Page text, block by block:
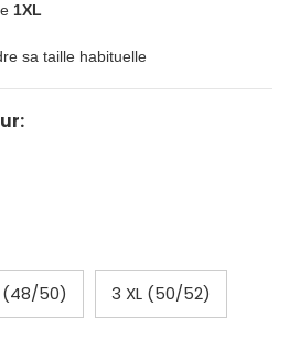
1XL
sa taille habituelle
(48/50) 3 XL (50/52)